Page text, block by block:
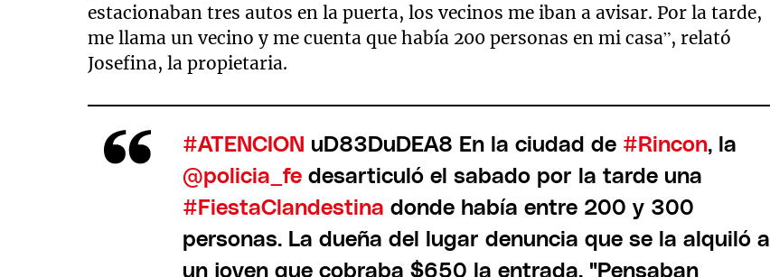
estacionaban tres autos en la puerta, los vecinos me iban a avisar. Por la tarde,
me llama un vecino y me cuenta que había 200 personas en mi casa”, relató
Josefina, la propietaria.
#ATENCION uD83DuDEA8 En la ciudad de #Rincon, la
@policia_fedesarticuló el sabado por la tarde una
#FiestaClandestina donde había entre 200 y 300
personas. La dueña del lugar denuncia que se la alquiló a
un joven que cobraba $650 la entrada. "Pensaban